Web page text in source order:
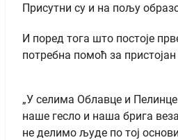
Присутни су и на пољу
И поред тога што постоје
потребна помоћ за
„У селима Облавце и
наше гесло и наша брига
не делимо људе по тој